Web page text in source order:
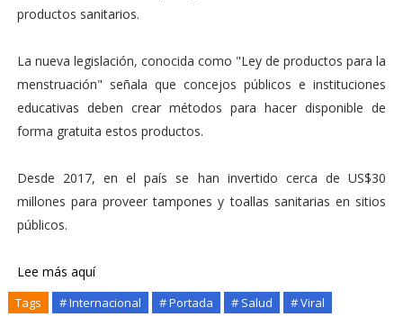
productos sanitarios.
La nueva legislación, conocida como "Ley de productos para la
menstruación" señala que concejos públicos e instituciones
educativas deben crear métodos para hacer disponible de
forma gratuita estos productos.
Desde 2017, en el país se han invertido cerca de US$30
millones para proveer tampones y toallas sanitarias en sitios
públicos.
Lee más aquí
Tags # Internacional # Portada # Salud # Viral